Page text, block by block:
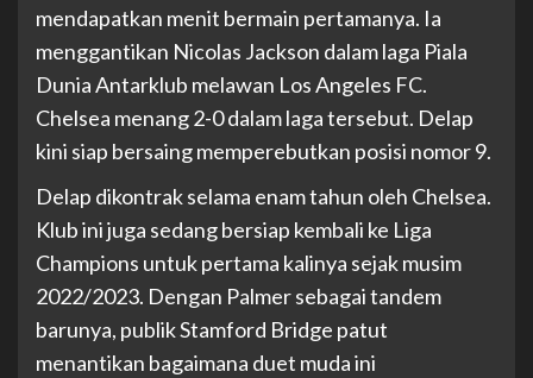
mendapatkan menit bermain pertamanya. Ia
menggantikan Nicolas Jackson dalam laga Piala
Dunia Antarklub melawan Los Angeles FC.
Chelsea menang 2-0 dalam laga tersebut. Delap
kini siap bersaing memperebutkan posisi nomor 9.
Delap dikontrak selama enam tahun oleh Chelsea.
Klub ini juga sedang bersiap kembali ke Liga
Champions untuk pertama kalinya sejak musim
2022/2023. Dengan Palmer sebagai tandem
barunya, publik Stamford Bridge patut
menantikan bagaimana duet muda ini